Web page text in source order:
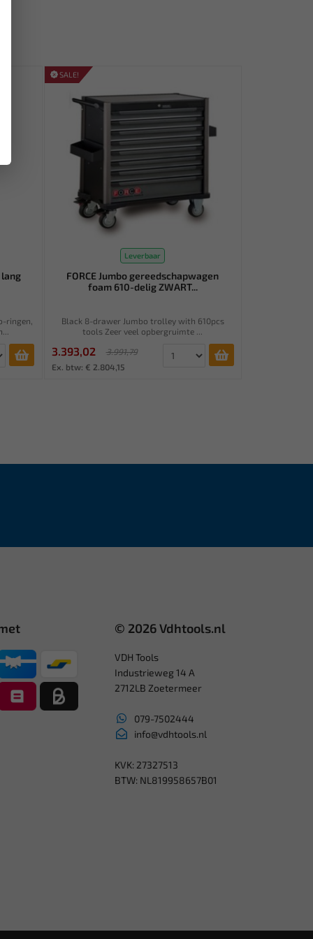
lang
ringen,
SALE!
Leverbaar
FORCE Jumbo gereedschapwagen
foam 610-delig ZWART...
Black 8-drawer Jumbo trolley with 610pcs
tools Zeer veel opbergruimte ...
3.393,02
3.991,79
Ex. btw: € 2.804,15
© 2026 Vdhtools.nl
VDH Tools
Industrieweg 14 A
2712LB Zoetermeer
079-7502444
info@vdhtools.nl
KVK: 27327513
BTW: NL819958657B01